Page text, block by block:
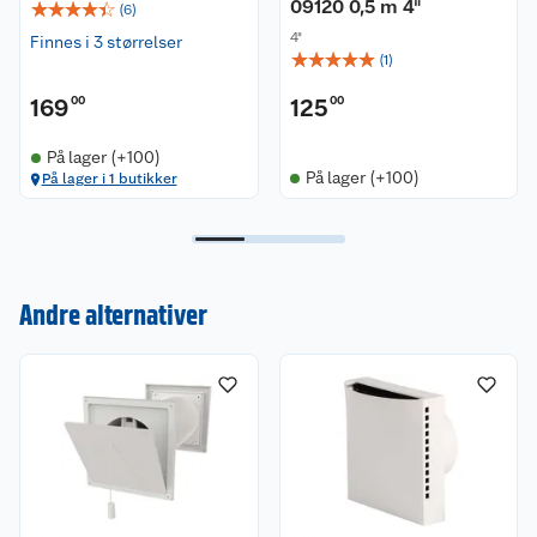
☆☆☆☆☆ (6)
Finnes i 3 størrelser
16900
På lager (+100)
På lager i 1 butikker
09120 0,5 m 4"
4"
☆☆☆☆☆ (1)
125 00
På lager (+100)
Andre alternativer
Om oss
Nyheter
Våre butikker
Kontakt oss
Angre- og returrett
Reklamasjon og garanti